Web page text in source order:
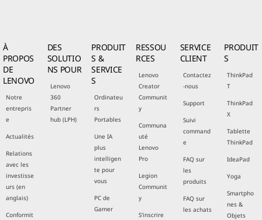
À
PROPOS
DE
LENOVO
Notre
entrepris
e
Actualités
Relations
avec les
investisse
urs (en
anglais)
Conformit
DES
SOLUTIO
NS POUR
Lenovo
360
Partner
hub (LPH)
PRODUIT
S &
SERVICE
S
Ordinateu
rs
Portables
Une IA
plus
intelligen
te pour
vous
PC de
Gamer
RESSOU
RCES
Lenovo
Creator
Communit
y
Communa
uté
Lenovo
Pro
Legion
Communit
y
S'inscrire
SERVICE
CLIENT
Contactez
-nous
Support
Suivi
command
e
FAQ sur
les
produits
FAQ sur
les achats
PRODUIT
S
ThinkPad
T
ThinkPad
X
Tablette
ThinkPad
IdeaPad
Yoga
Smartpho
nes &
Objets